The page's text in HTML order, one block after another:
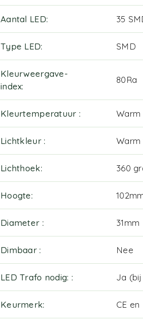
Aantal LED 35
Type LED SMD
Kleurweergave-
index
80Ra
Kleurtemperatuur
Lichtkleur Warm
Lichthoek 360
Hoogte
Diameter 31mm
Dimbaar Nee
LED Trafo nodig: Ja
Keurmerk CE en